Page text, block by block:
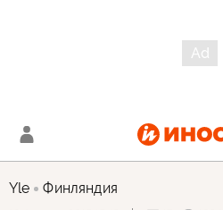
Yle Финляндия